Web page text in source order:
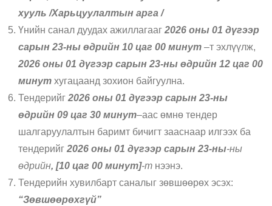
хууль /Харьцуулалтын арга /
Үнийн санал дуудах ажиллагааг 2026 оны 01 дүгээр
сарын 23-ны өдрийн 10 цаг 00 минут –т эхлүүлж,
2026 оны 01 дүгээр сарын 23-ны өдрийн 12 цаг 00
минут хугацаанд зохион байгуулна.
Тендерийг 2026 оны 01 дүгээр сарын 23-ны
өдрийн 09 цаг 30 минут–аас өмнө тендер
шалгаруулалтын баримт бичигт зааснаар илгээх ба
тендерийг 2026 оны 01 дүгээр сарын 23-ны-ны
өдрийн, [10 цаг 00 минут]-т нээнэ.
Тендерийн хувилбарт саналыг зөвшөөрөх эсэх:
“Зөвшөөрөхгүй”